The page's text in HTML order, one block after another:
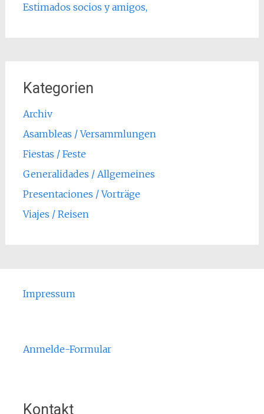
Estimados socios y amigos,
Kategorien
Archiv
Asambleas / Versammlungen
Fiestas / Feste
Generalidades / Allgemeines
Presentaciones / Vorträge
Viajes / Reisen
Impressum
Anmelde-Formular
Kontakt